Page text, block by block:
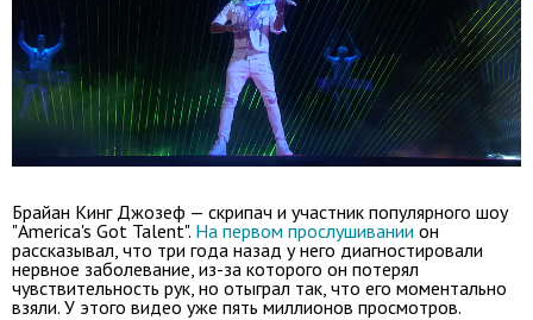
Брайан Кинг Джозеф — скрипач и участник популярного шоу
"America's Got Talent". На первом прослушивании он
рассказывал, что три года назад у него диагностировали
нервное заболевание, из-за которого он потерял
чувствительность рук, но отыграл так, что его моментально
взяли. У этого видео уже пять миллионов просмотров.